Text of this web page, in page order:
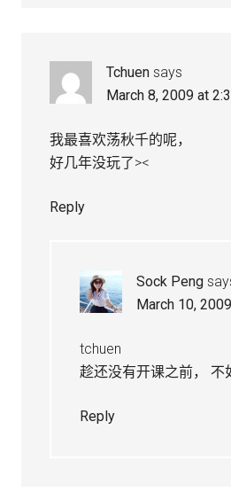
Tchuen says
March 8, 2009 at
我最喜欢荡秋千的呢，
好几年没玩了><
Reply
Sock Peng
March 10,
tchuen
趁还没有开课之前， 不
Reply